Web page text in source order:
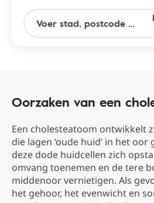
Oorzaken van een
Een cholesteatoom ontwikkelt
die lagen ‘oude huid’ in het
deze dode huidcellen zich
omvang toenemen en de tere
middenoor vernietigen. Als
het gehoor, het evenwicht en